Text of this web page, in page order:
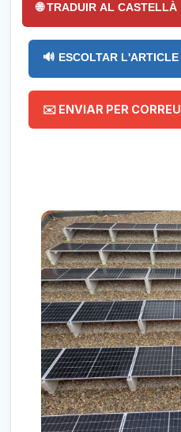
🌐 TRADUIR AL CASTELLÀ
🔊 ESCOLTAR L'ARTICLE
✉️ ENVIAR PER CORREU